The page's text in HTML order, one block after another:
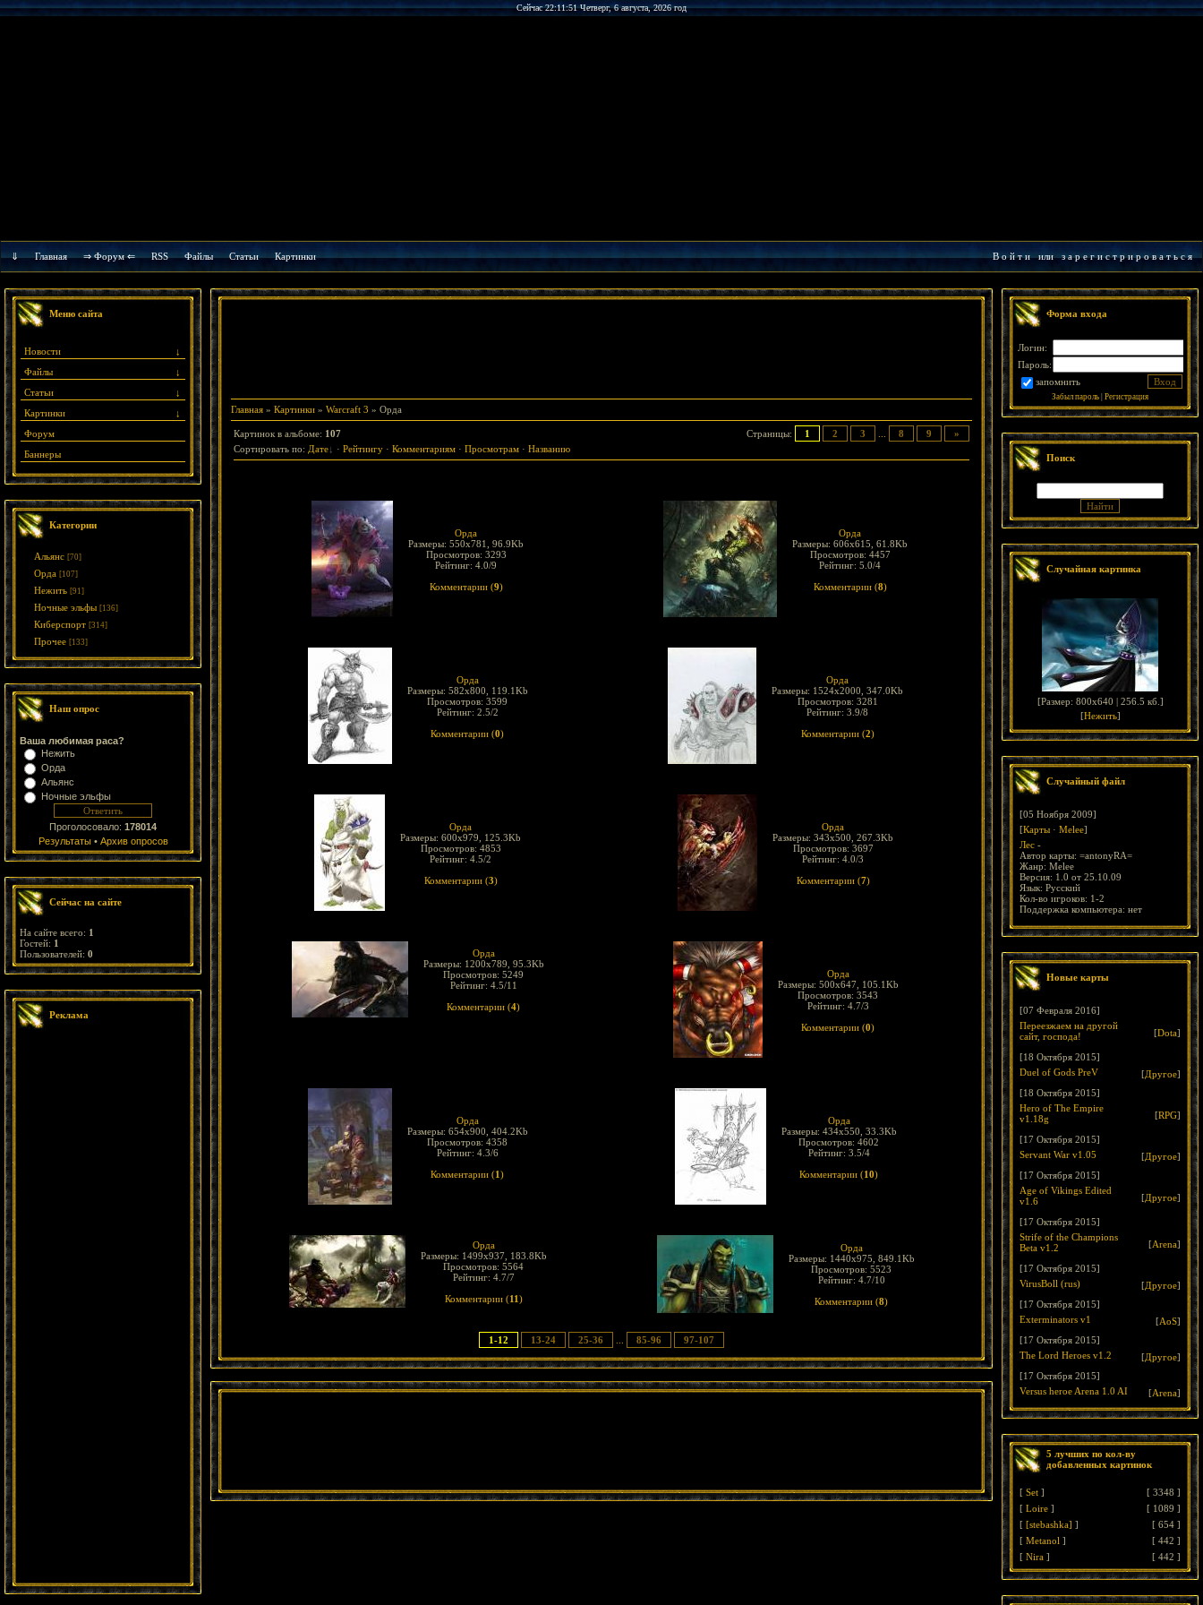
Сейчас 22:11:51 Четверг, 6 августа, 2026 год
⇓ Главная ⇒ Форум ⇐ RSS Файлы Cтатьи Картинки В о й т иилиз а р е г и с т р и р о в а т ь с я
Меню сайта
↓
Новости
↓
Файлы
↓
Статьи
↓
Картинки
Форум
Баннеры
Категории
Альянс [70]
Орда [107]
Нежить [91]
Ночные эльфы [136]
Киберспорт [314]
Прочее [133]
Наш опрос
Ваша любимая раса?
Нежить
Орда
Альянс
Ночные эльфы
Проголосовало: 178014
Результаты• Архив опросов
Сейчас на сайте
На сайте всего: 1
Гостей: 1
Пользователей: 0
Реклама
Главная » Картинки » Warcraft 3 » Орда
Картинок в альбоме: 107 Страницы: 1 2 3 8 9
»
Сортировать по: Дате · Рейтингу · Комментариям · Просмотрам · Названию
Орда
Размеры: 550x781, 96.9Kb
Просмотров: 3293
Рейтинг: 4.0/9
Комментарии (9)
Орда
Размеры: 606x615, 61.8Kb
Просмотров: 4457
Рейтинг: 5.0/4
Комментарии (8)
Орда
Размеры: 582x800, 119.1Kb
Просмотров: 3599
Рейтинг: 2.5/2
Комментарии (0)
Орда
Размеры: 1524x2000, 347.0Kb
Просмотров: 3281
Рейтинг: 3.9/8
Комментарии (2)
Орда
Размеры: 600x979, 125.3Kb
Просмотров: 4853
Рейтинг: 4.5/2
Комментарии (3)
Орда
Размеры: 343x500, 267.3Kb
Просмотров: 3697
Рейтинг: 4.0/3
Комментарии (7)
Орда
Размеры: 1200x789, 95.3Kb
Просмотров: 5249
Рейтинг: 4.5/11
Комментарии (4)
Орда
Размеры: 500x647, 105.1Kb
Просмотров: 3543
Рейтинг: 4.7/3
Комментарии (0)
Орда
Размеры: 654x900, 404.2Kb
Просмотров: 4358
Рейтинг: 4.3/6
Комментарии (1)
Орда
Размеры: 434x550, 33.3Kb
Просмотров: 4602
Рейтинг: 3.5/4
Комментарии (10)
Орда
Размеры: 1499x937, 183.8Kb
Просмотров: 5564
Рейтинг: 4.7/7
Комментарии (11)
Орда
Размеры: 1440x975, 849.1Kb
Просмотров: 5523
Рейтинг: 4.7/10
Комментарии (8)
1-12 13-24 25-36 85-96 97-107
Форма входа
Логин:
Пароль:
запомнить
Забыл пароль Регистрация
Поиск
Случайная картинка
[Размер: 800x640 | 256.5 кб. ]
[Нежить]
Случайный файл
[05 Ноября 2009]
[Карты · Melee]
Лес -
Автор карты: =antonyRA=
Жанр: Melee
Версия: 1.0 от 25.10.09
Язык: Русский
Кол-во игроков: 1-2
Поддержка компьютера: нет
Новые карты
[07 Февраля 2016]
Переезжаем на другой
сайт, господа!
[Dota]
[18 Октября 2015]
Duel of Gods PreV
[Другое]
[18 Октября 2015]
Hero of The Empire
v1.18g
[RPG]
[17 Октября 2015]
Servant War v1.05
[Другое]
[17 Октября 2015]
Age of Vikings Edited
v1.6
[Другое]
[17 Октября 2015]
Strife of the Champions
Beta v1.2
[Arena]
[17 Октября 2015]
VirusBoll (rus)
[Другое]
[17 Октября 2015]
Exterminators v1
[AoS]
[17 Октября 2015]
The Lord Heroes v1.2
[Другое]
[17 Октября 2015]
Versus heroe Arena 1.0 AI
[Arena]
5 лучших по кол-ву
добавленных картинок
[ Set ] [ 3348 ]
[ Loire ] [ 1089 ]
[ [stebashka] ] [ 654 ]
[ Metanol ] [ 442 ]
[ Nira ] [ 442 ]